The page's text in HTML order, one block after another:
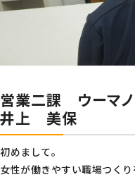
営業二課 ウーマノ
井上 美保
初めまして。
女性が働きやすい職場つく